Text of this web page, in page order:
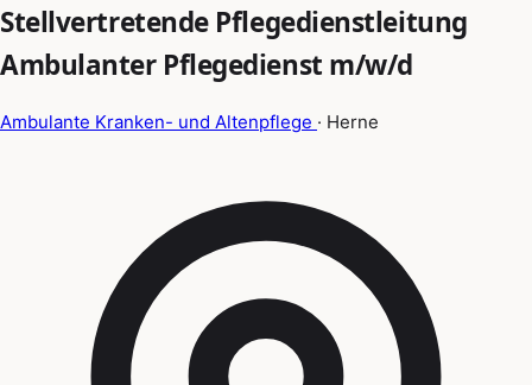
Stellvertretende Pflegedienstleitung
Ambulanter Pflegedienst m/w/d
Ambulante Kranken- und Altenpflege · Herne